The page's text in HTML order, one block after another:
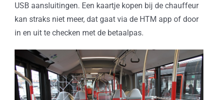
USB aansluitingen. Een kaartje kopen bij de chauffeur
kan straks niet meer, dat gaat via de HTM app of door
in en uit te checken met de betaalpas.